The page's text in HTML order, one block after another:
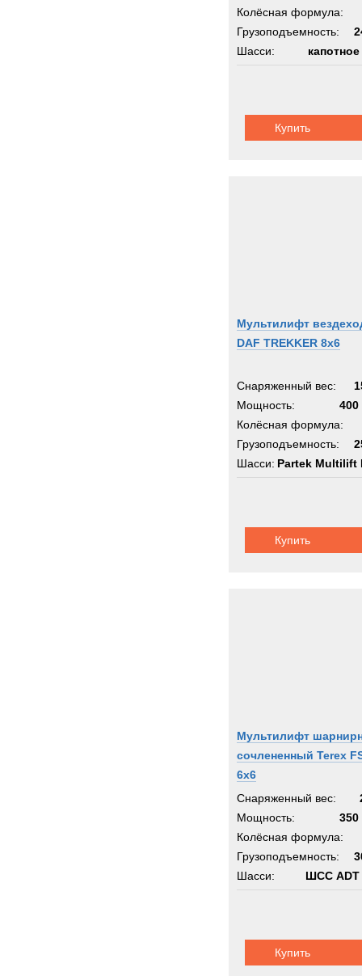
Колёсная формула:
Грузоподъемность:
Шасси:
Купить
Мультилифт
DAF TREKKER 8x6
Снаряженный вес:
Мощность:
400
Колёсная формула:
Грузоподъемность:
Шасси: Partek Multilift
Купить
Мультилифт
сочлененный Terex
6х6
Снаряженный вес:
Мощность:
350
Колёсная формула:
Грузоподъемность:
Шасси:
ШСС ADT
Купить